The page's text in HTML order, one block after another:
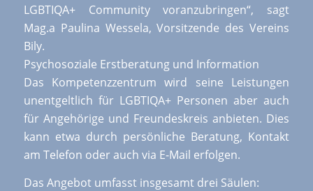
LGBTIQA+ Community voranzubringen“, sagt
Mag.a Paulina Wessela, Vorsitzende des Vereins
Bily.
Psychosoziale Erstberatung und Information
Das Kompetenzzentrum wird seine Leistungen
unentgeltlich für LGBTIQA+ Personen aber auch
für Angehörige und Freundeskreis anbieten. Dies
kann etwa durch persönliche Beratung, Kontakt
am Telefon oder auch via E-Mail erfolgen.
Das Angebot umfasst insgesamt drei Säulen: